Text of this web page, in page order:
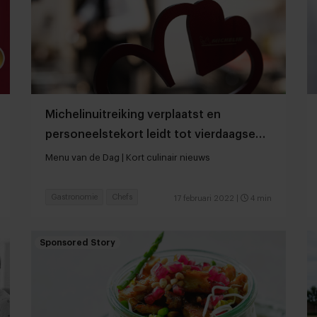
Michelinuitreiking verplaatst en
personeelstekort leidt tot vierdaagse
werkweek
Menu van de Dag | Kort culinair nieuws
17 februari 2022 4 min
Gastronomie Chefs
Sponsored Story